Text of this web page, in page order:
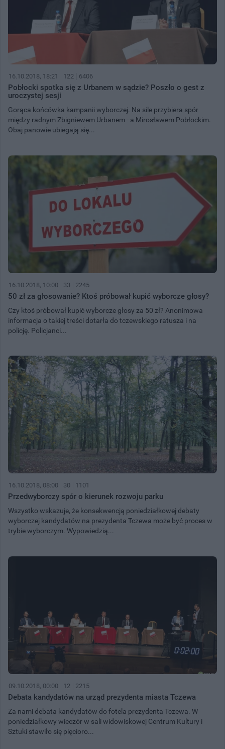
16.10.2018, 18:21 122 6406
Pobłocki spotka się z Urbanem w sądzie? Poszło o gest z
uroczystej sesji
Gorąca końcówka kampanii wyborczej. Na sile przybiera spór
między radnym Zbigniewem Urbanem - a Mirosławem Pobłockim.
Obaj panowie ubiegają się...
16.10.2018, 10:00 33 2245
50 zł za głosowanie? Ktoś próbował kupić wyborcze głosy?
Czy ktoś próbował kupić wyborcze głosy za 50 zł? Anonimowa
informacja o takiej treści dotarła do tczewskiego ratusza i na
policję. Policjanci...
16.10.2018, 08:00 30 1101
Przedwyborczy spór o kierunek rozwoju parku
Wszystko wskazuje, że konsekwencją poniedziałkowej debaty
wyborczej kandydatów na prezydenta Tczewa może być proces w
trybie wyborczym. Wypowiedzią...
09.10.2018, 00:00 12 2215
Debata kandydatów na urząd prezydenta miasta Tczewa
Za nami debata kandydatów do fotela prezydenta Tczewa. W
poniedziałkowy wieczór w sali widowiskowej Centrum Kultury i
Sztuki stawiło się pięcioro...